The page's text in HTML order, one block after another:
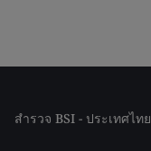
สำรวจ BSI - ประเทศไทย